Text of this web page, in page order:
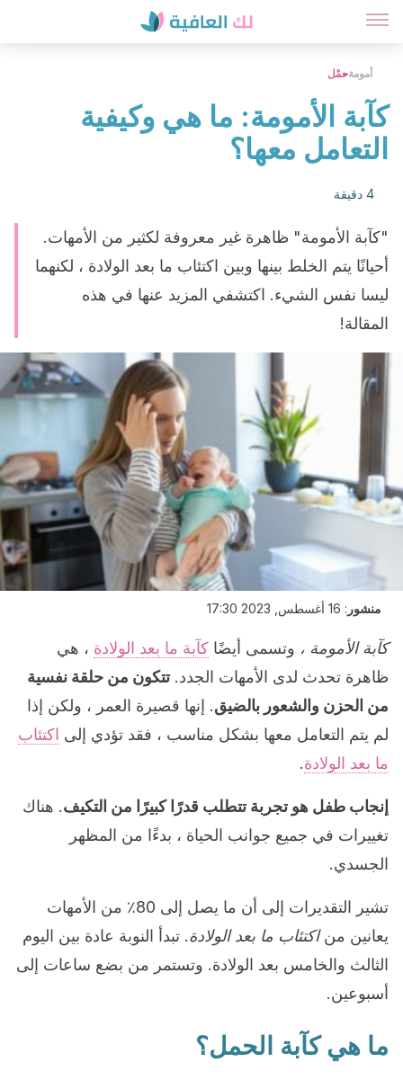
أمومةحمْل
كآبة الأمومة: ما هي وكيفية
التعامل معها؟
4 دقيقة
"كآبة الأمومة" ظاهرة غير معروفة لكثير من الأمهات.
أحيانًا يتم الخلط بينها وبين اكتئاب ما بعد الولادة ، لكنهما
ليسا نفس الشيء. اكتشفي المزيد عنها في هذه
المقالة!
منشور : 16 أغسطس, 2023 17:30
كآبة الأمومة ، وتسمى أيضًا كآبة ما بعد الولادة ، هي
ظاهرة تحدث لدى الأمهات الجدد.تتكون من حلقة نفسية
من الحزن والشعور بالضيق. إنها قصيرة العمر ، ولكن إذا
لم يتم التعامل معها بشكل مناسب ، فقد تؤدي إلى اكتئاب
ما بعد الولادة.
إنجاب طفل هو تجربة تتطلب قدرًا كبيرًا من التكيف. هناك
تغييرات في جميع جوانب الحياة ، بدءًا من المظهر
الجسدي.
تشير التقديرات إلى أن ما يصل إلى 80٪ من الأمهات
يعانين مناكتئاب ما بعد الولادة. تبدأ النوبة عادة بين اليوم
الثالث والخامس بعد الولادة. وتستمر من بضع ساعات إلى
أسبوعين.
ما هي كآبة الحمل؟